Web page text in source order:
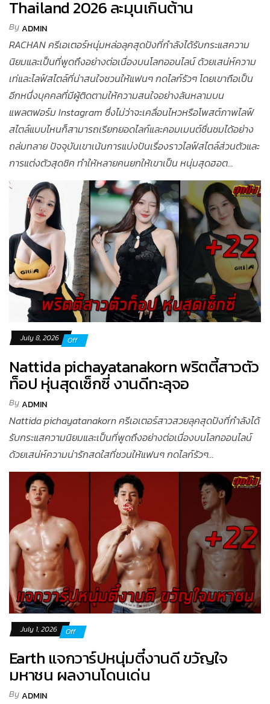
Thailand 2026 ละมุนเกินต้าน
ByADMIN
RACHAN ครีเอเตอร์หนุ่มหล่อลุคสุดปังที่กำลังได้รับกระแสความ
นิยมและเป็นที่พูดถึงอย่างต่อเนื่องบนโลกออนไลน์ ด้วยเสน่ห์ความ
เท่และไลฟ์สไตล์ที่น่าสนใจชวนให้แฟนๆ กดไลก์รัวๆ โดยเขาถือเป็น
อีกหนึ่งบุคคลที่มีผู้ติดตามให้ความสนใจอย่างล้นหลามบน
แพลตฟอร์ม Instagram ซึ่งไม่ว่าจะเคลื่อนไหวหรือโพสต์ภาพไลฟ์
สไตล์แบบไหนก็สามารถเรียกยอดไลก์และคอมเมนต์ชื่นชมได้อย่าง
ถล่มทลาย ปัจจุบันเขาเน้นการแบ่งปันเรื่องราวไลฟ์สไตล์ส่วนตัวและ
การแต่งตัวสุดชิค ทำให้หลายคนยกให้เขาเป็น หนุ่มสุดฮอต...
July 8, 2026 Off
Nattida pichayatanakorn พริตตี้สาวตัว
ท็อป หุ่นสุดเซ็กซี่ งานดีทะลุจอ
ByADMIN
Nattida pichayatanakorn ครีเอเตอร์สาวสวยลุคสุดปังที่กำลังได้
รับกระแสความนิยมและเป็นที่พูดถึงอย่างต่อเนื่องบนโลกออนไลน์
ด้วยเสน่ห์ความน่ารักสดใสที่ชวนให้แฟนๆ กดไลก์รัวๆ...
July 1, 2026 Off
Earth แจกวาร์ปหนุ่มตี๋งานดี ขวัญใจ
มหาชน ผลงานโดนเด่น
ByADMIN